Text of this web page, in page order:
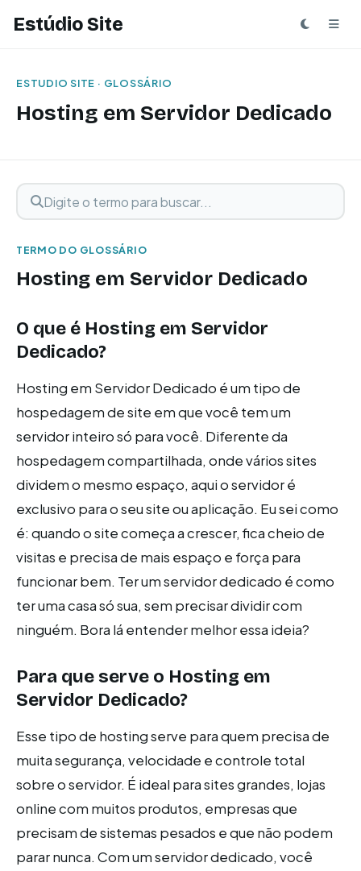
Estúdio Site
ESTUDIO SITE · GLOSSÁRIO
Hosting em Servidor Dedicado
Buscar termo
Digite o termo para buscar
TERMO DO GLOSSÁRIO
Hosting em Servidor Dedicado
O que é Hosting em Servidor
Dedicado?
Hosting em Servidor Dedicado é um tipo de
hospedagem de site em que você tem um
servidor inteiro só para você. Diferente da
hospedagem compartilhada, onde vários sites
dividem o mesmo espaço, aqui o servidor é
exclusivo para o seu site ou aplicação. Eu sei como
é: quando o site começa a crescer, fica cheio de
visitas e precisa de mais espaço e força para
funcionar bem. Ter um servidor dedicado é como
ter uma casa só sua, sem precisar dividir com
ninguém. Bora lá entender melhor essa ideia?
Para que serve o Hosting em
Servidor Dedicado?
Esse tipo de hosting serve para quem precisa de
muita segurança, velocidade e controle total
sobre o servidor. É ideal para sites grandes, lojas
online com muitos produtos, empresas que
precisam de sistemas pesados e que não podem
parar nunca. Com um servidor dedicado, você